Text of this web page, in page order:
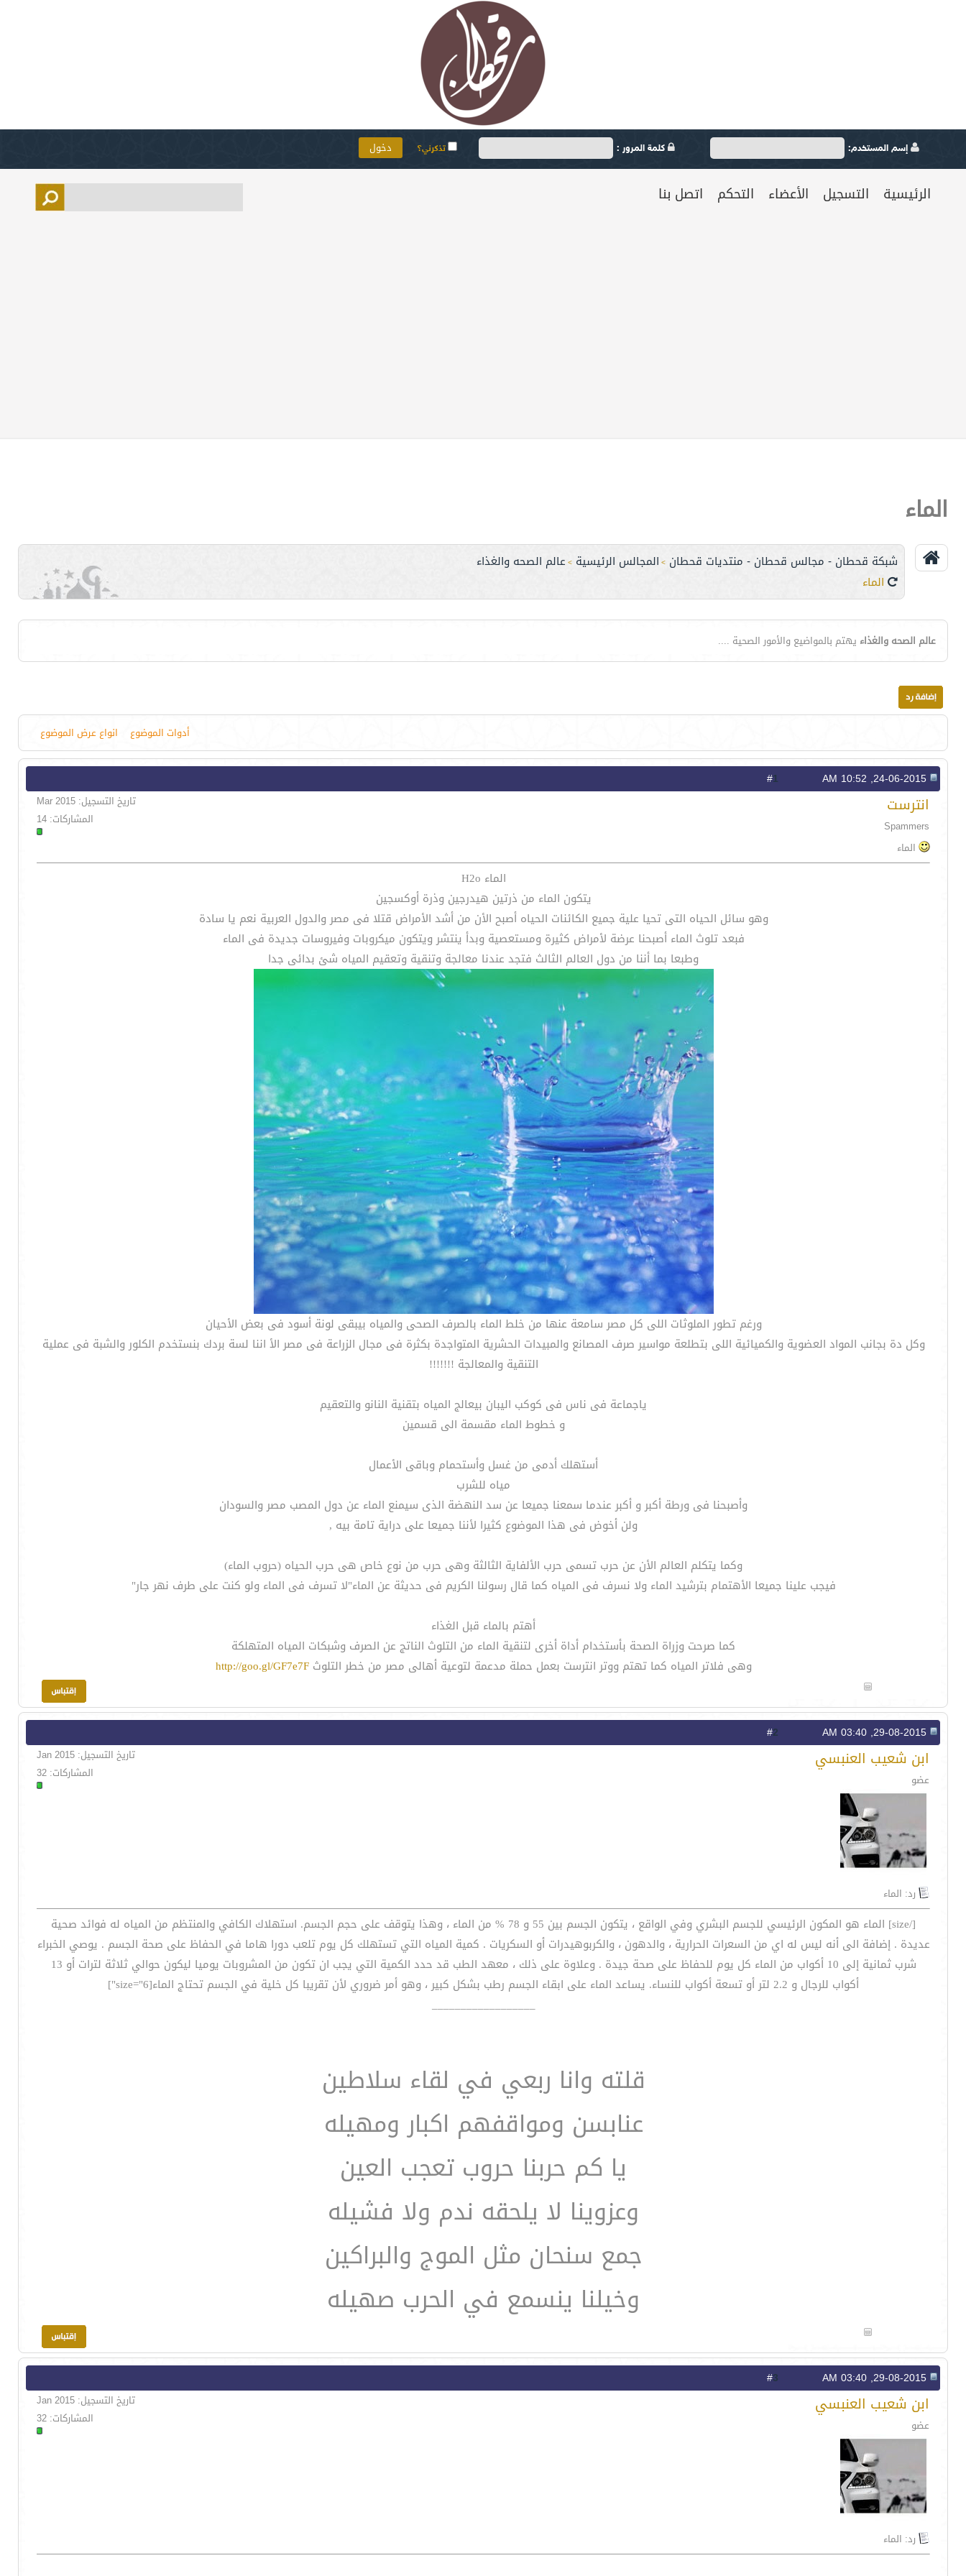
إسم المستخدم: كلمة المرور : تذكرني؟
الرئيسية التسجيل الأعضاء التحكم اتصل بنا
الماء
شبكة قحطان - مجالس قحطان - منتديات قحطان > المجالس الرئيسية > عالم الصحه والغذاء
الماء
عالم الصحه والغذاء يهتم بالمواضيع والأمور الصحية ....
أدوات الموضوع انواع عرض الموضوع
1
انترست
Spammers
تاريخ التسجيل: Mar 2015
المشاركات: 14
الماء
الماء H2o
يتكون الماء من ذرتين هيدرجين وذرة أوكسجين
وهو سائل الحياه التى تحيا علية جميع الكائنات الحياه أصبح الأن من أشد الأمراض قتلا فى مصر والدول العربية نعم يا سادة
فبعد تلوث الماء أصبحنا عرضة لأمراض كثيرة ومستعصية وبدأ ينتشر ويتكون ميكروبات وفيروسات جديدة فى الماء
وطبعا بما أننا من دول العالم الثالث فتجد عندنا معالجة وتنقية وتعقيم المياه شئ بدائى جدا
ورغم تطور الملوثات اللى كل مصر سامعة عنها من خلط الماء بالصرف الصحى والمياه بيبقى لونة أسود فى بعض الأحيان
وكل دة بجانب المواد العضوية والكميائية اللى بتطلعة مواسير صرف المصانع والمبيدات الحشرية المتواجدة بكثرة فى مجال الزراعة فى مصر الأ اننا لسة بردك بنستخدم الكلور والشبة فى عملية
التنقية والمعالجة !!!!!!!
ياجماعة فى ناس فى كوكب اليبان بيعالج المياه بتقنية النانو والتعقيم
و خطوط الماء مقسمة الى قسمين
أستهلك أدمى من غسل وأستحمام وباقى الأعمال
مياه للشرب
وأصبحنا فى ورطة أكبر و أكبر عندما سمعنا جميعا عن سد النهضة الذى سيمنع الماء عن دول المصب مصر والسودان
ولن أخوض فى هذا الموضوع كثيرا لأننا جميعا على دراية تامة بيه ,
وكما يتكلم العالم الأن عن حرب تسمى حرب الألفاية الثالثة وهى حرب من نوع خاص هى حرب الحياه (حروب الماء)
فيجب علينا جميعا الأهتمام بترشيد الماء ولا نسرف فى المياه كما قال رسولنا الكريم فى حديثة عن الماء"لا تسرف فى الماء ولو كنت على طرف نهر جار"
أهتم بالماء قبل الغذاء
كما صرحت وزراة الصحة بأستخدام أداة أخرى لتنقية الماء من التلوث الناتج عن الصرف وشبكات المياه المتهلكة
وهى فلاتر المياه كما تهتم ووتر انترست بعمل حملة مدعمة لتوعية أهالى مصر من خطر التلوثhttp://goo.gl/GF7e7F
2
ابن شعيب العنبسي
عضو
تاريخ التسجيل: Jan 2015
المشاركات: 32
رد: الماء
[/size] الماء هو المكون الرئيسي للجسم البشري وفي الواقع ، يتكون الجسم بين 55 و 78 % من الماء ، وهذا يتوقف على حجم الجسم. استهلاك الكافي والمنتظم من المياه له فوائد صحية
عديدة . إضافة الى أنه ليس له اي من السعرات الحرارية ، والدهون ، والكربوهيدرات أو السكريات . كمية المياه التي تستهلك كل يوم تلعب دورا هاما في الحفاظ على صحة الجسم . يوصي الخبراء
شرب ثمانية إلى 10 أكواب من الماء كل يوم للحفاظ على صحة جيدة . وعلاوة على ذلك ، معهد الطب قد حدد الكمية التي يجب ان تكون من المشروبات يوميا ليكون حوالي ثلاثة لترات أو 13
أكواب للرجال و 2.2 لتر أو تسعة أكواب للنساء. يساعد الماء على ابقاء الجسم رطب بشكل كبير ، وهو أمر ضروري لأن تقريبا كل خلية في الجسم تحتاج الماء[size="6"]
__________________
قلته وانا ربعي في لقاء سلاطين
عنابسن ومواقفهم اكبار ومهيله
يا كم حربنا حروب تعجب العين
وعزوينا لا يلحقه ندم ولا فشيله
جمع سنحان مثل الموج والبراكين
وخيلنا ينسمع في الحرب صهيله
3
ابن شعيب العنبسي
عضو
تاريخ التسجيل: Jan 2015
المشاركات: 32
رد: الماء